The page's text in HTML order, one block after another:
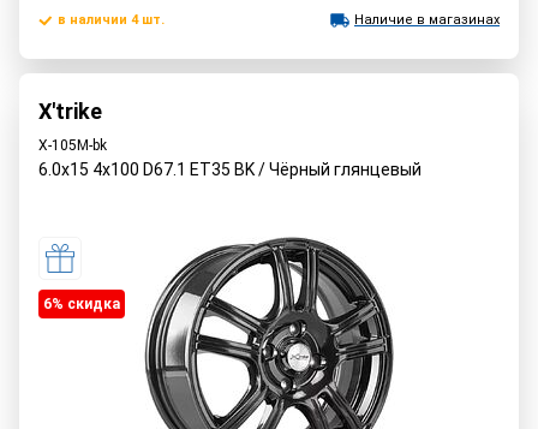
в наличии 4 шт. Наличие в магазинах
X'trike
X-105М-bk
6.0x15 4x100 D67.1 ET35 BK / Чёрный глянцевый
6% cкидка